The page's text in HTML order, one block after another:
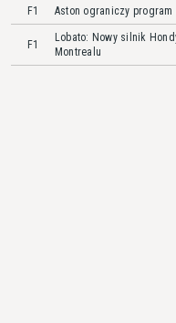
F1
Aston ograniczy
F1
Lobato: Nowy silnik
Montrealu